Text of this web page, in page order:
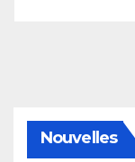
Nouvelles